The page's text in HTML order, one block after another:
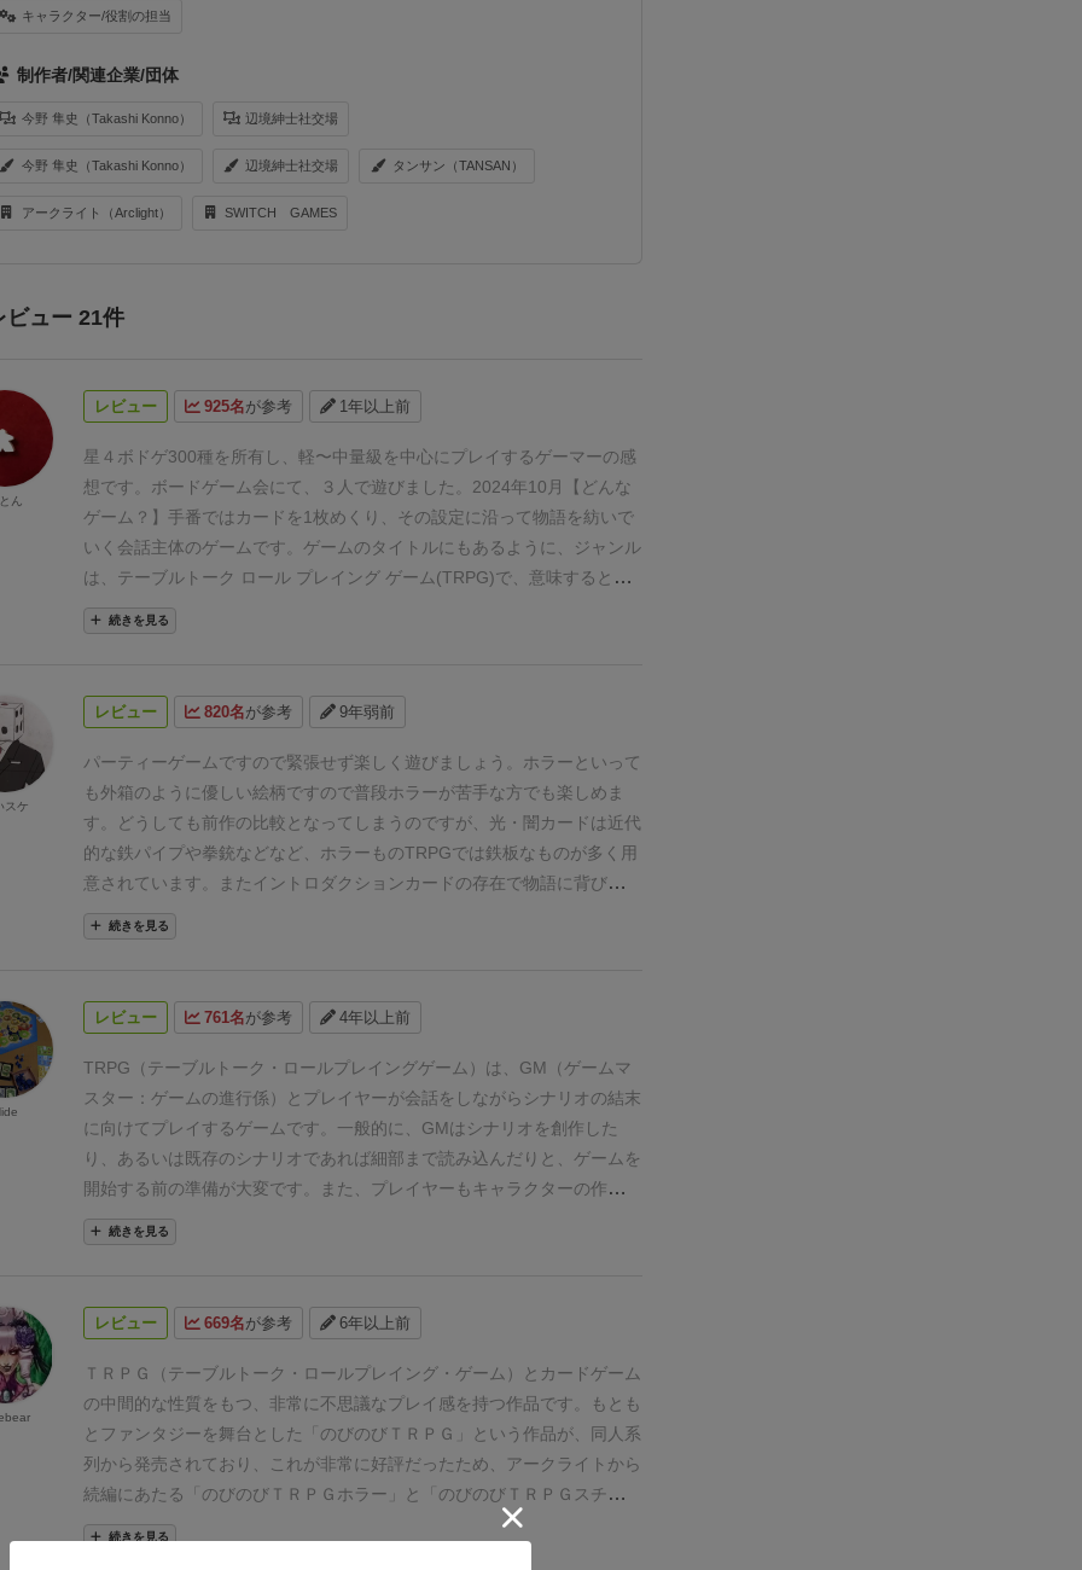
キャラクター/役割の担当
制作者/関連企業/団体
今野 隼史（Takashi Konno） 辺境紳士社交場
今野 隼史（Takashi Konno） 辺境紳士社交場 タンサン（TANSAN）
アークライト（Arclight） SWITCH GAMES
ビュー 21件
レビュー 925名が参考 1年以上前
星４ ボドゲ300種を所有し、軽〜中量級を中心にプレイするゲーマーの感
想です。ボードゲーム会にて、３人で遊びました。2024年10月
【どんな
ゲーム？】 手番ではカードを1枚めくり、その設定に沿って物語を紡いで
いく会話主体のゲームです。ゲームのタイトルにもあるように、ジャンル
は、テーブルトーク ロール プレイング ゲーム(TRPG)で、意味するとこ
ろは「卓を囲んで厨二設定(役割になりきり)で物語を作ろうゼ！」です。
終始、会話でのやり取りが中心になります。
ー要素が散りばめられている、ってくらいの塩梅。
が〜、UFOが〜、ゾンビが〜とかのワードが出てくる感じです。
役割は「フリーター」が一番扱いやすいようです。)
TRPGは初めてだっ
たのですが、今回のゲームはかなり軽いものだったように思います。プレ
イも基本的にはカードをめくってサイコロを振るだけで、あとは適宜、話
を創作する。やる事は簡単です。以前、マーダーミステリー(ゲームジャ
ンルのひとつ)をやった時と同じように、「リアルの自分と担当のキャラ
の性格などに乖離がある」とプレイしていてツライかもしれません。
ーリーはカードをめくっていくシステムのためか初期設定があるくらいで
感じられませんでした。⚫︎良い点すみません、この手のゲームは自分には
合わないようです。たぶん、ボードゲームのライト層には好きな人がそこ
そこいるのだと思います。⚫︎気になる点 成否の判定から何から何までプレ
イヤーに投げっぱなしな感じがしました。 コレを楽しむには、かなりのト
ークスキルが求められ、場の雰囲気も良い感じに整わないと難しいかもし
れません。
意味もなく白黒付けられる場面も多く、自分で采配するという
よりは流れに身を任せて波乗りを楽しむモノのようです。好き嫌いが分か
続きを見る
ん
レビュー 820名が参考 9年弱前
パーティーゲームですので緊張せず楽しく遊びましょう。ホラーといって
も外箱のように優しい絵柄ですので普段ホラーが苦手な方でも楽しめま
す。
どうしても前作の比較となってしまうのですが、光・闇カードは近代
的な鉄パイプや拳銃などなど、ホラーものTRPGでは鉄板なものが多く用
意されています。またイントロダクションカードの存在で物語に背びれや
尾ひれをつけて面白おかしくしやすくなってます。
アンのようなマークが右下に小さく書かれているので、前作を持っていれ
したいと考えているGM未経験の皆さんは、練習になりますので強くお勧
めします。
続きを見る
スケ
レビュー 761名が参考 4年以上前
TRPG（テーブルトーク・ロールプレイングゲーム）は、GM（ゲームマ
スター：ゲームの進行係）とプレイヤーが会話をしながらシナリオの結末
に向けてプレイするゲームです。 一般的に、GMはシナリオを創作した
り、あるいは既存のシナリオであれば細部まで読み込んだりと、ゲームを
開始する前の準備が大変です。また、プレイヤーもキャラクターの作成を
することが大体必要で、ゲームを始める前に準備がいろいろあります。
かし、この「のびのびTRPGザ・ホラー」は、そんな準備はまったっく必
のキャラクターもすでに用意してあります。また、GMもプレイヤーが順
番に担当しますので、GMの負担は分散されますし、TRPGが初めての人
にはGMをどのようにしたらいいのかもわかると思います。先ほど、シナ
リオはカード（場面カード）が指示すると書きましたが、カードにはある
一場面の内容が書かれているだけで、しかもカードの順番は毎回変わりま
す。そのため、まったく同じようなゲーム展開になることはありません。
また、GMはプレイヤーが順番に担当しますが、前のGMが説明した場面
カードと自分が担当する場面カードの内容をどのようなストーリで、整合
をとるのか（つまり話を進めるのか）が人によって変わってきます。上手
続きを見る
レビュー 669名が参考 6年以上前
ＴＲＰＧ（テーブルトーク・ロールプレイング・ゲーム）とカードゲーム
の中間的な性質をもつ、非常に不思議なプレイ感を持つ作品です。
もとも
とファンタジーを舞台とした「のびのびＴＲＰＧ」という作品が、同人系
列から発売されており、これが非常に好評だったため、アークライトから
続編にあたる「のびのびＴＲＰＧホラー」と「のびのびＴＲＰＧスチーム
パンク」が発売される、という少し複雑な発表形態を取った作品です。
続きを見る